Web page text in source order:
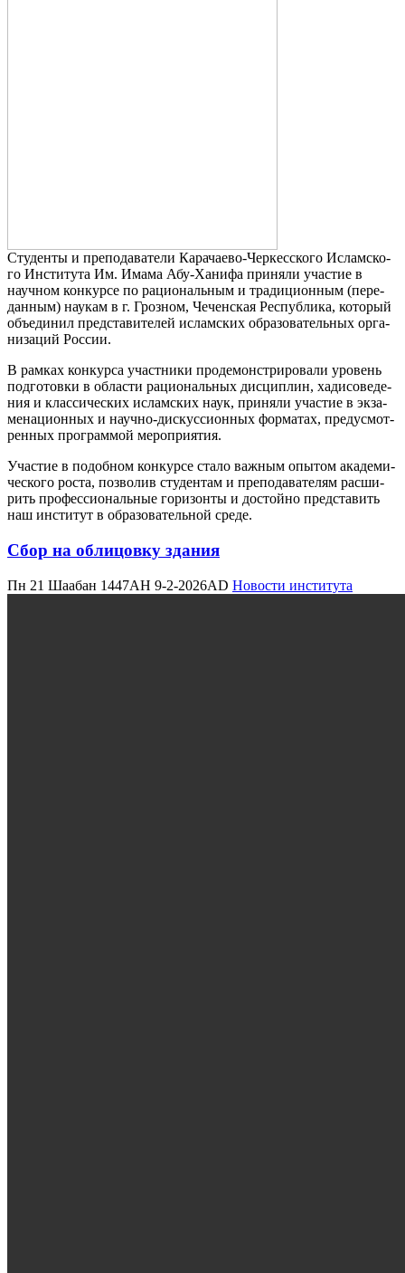
Сту­ден­ты и пре­по­да­ва­те­ли Кара­чае­во-Чер­кес­ско­го Ислам­ско­
го Инсти­ту­та Им. Има­ма Абу-Хани­фа при­ня­ли уча­стие в
науч­ном кон­кур­се по раци­о­наль­ным и тра­ди­ци­он­ным (пере­
дан­ным) нау­кам в г. Гроз­ном, Чечен­ская Рес­пуб­ли­ка, кото­рый
объ­еди­нил пред­ста­ви­те­лей ислам­ских обра­зо­ва­тель­ных орга­
ни­за­ций Рос­сии.
В рам­ках кон­кур­са участ­ни­ки про­де­мон­стри­ро­ва­ли уро­вень
под­го­тов­ки в обла­сти раци­о­наль­ных дис­ци­плин, хади­со­ве­де­
ния и клас­си­че­ских ислам­ских наук, при­ня­ли уча­стие в экза­
ме­на­ци­он­ных и науч­но-дис­кус­си­он­ных фор­ма­тах, преду­смот­
рен­ных про­грам­мой меро­при­я­тия.
Уча­стие в подоб­ном кон­кур­се ста­ло важ­ным опы­том ака­де­ми­
че­ско­го роста, поз­во­лив сту­ден­там и пре­по­да­ва­те­лям рас­ши­
рить про­фес­си­о­наль­ные гори­зон­ты и достой­но пред­ста­вить
наш инсти­тут в обра­зо­ва­тель­ной сре­де.
Сбор на облицовку здания
Пн 21 Шаабан 1447AH 9-2-2026AD Новости института